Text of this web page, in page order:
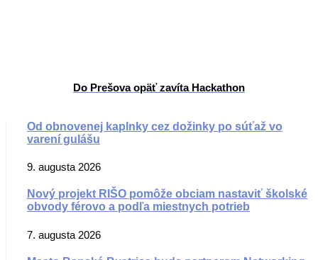
Do Prešova opäť zavíta Hackathon
Od obnovenej kaplnky cez dožinky po súťaž vo
varení gulášu
9. augusta 2026
Nový projekt RIŠO pomôže obciam nastaviť školské
obvody férovo a podľa miestnych potrieb
7. augusta 2026